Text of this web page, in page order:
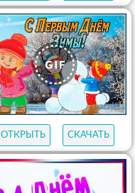
ОТКРЫТЬ СКАЧАТЬ